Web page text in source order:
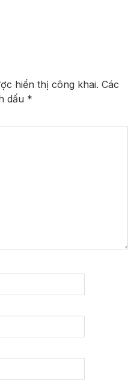
hiển thị công khai. Các
dấu *